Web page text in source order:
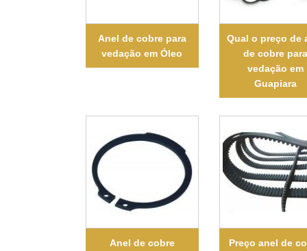
Anel de cobre para
vedação em Óleo
Qual o preço de
de cobre
vedação em
Guapiara
Anel de cobre
Preço anel de